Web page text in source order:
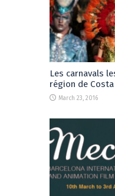
Les carnavals
région de
March 23, 2016